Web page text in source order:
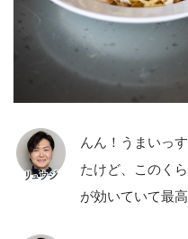
んん！うまいっ
たけど、このく
が効いていて最高